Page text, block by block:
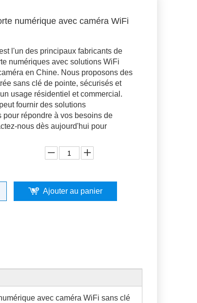
numérique avec caméra WiFi
l'un des principaux fabricants de
numériques avec solutions WiFi
en Chine. Nous proposons des
sans clé de pointe, sécurisés et
usage résidentiel et commercial.
fournir des solutions
pour répondre à vos besoins de
nous dès aujourd'hui pour
Ajouter au panier
avec caméra WiFi sans clé